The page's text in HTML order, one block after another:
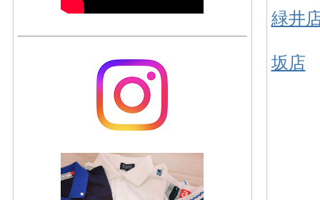
緑井
坂店